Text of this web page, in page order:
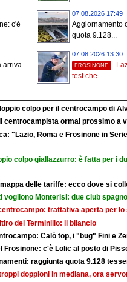
c'è
07.08.2026 17:49
Aggiornamento
quota 9.128...
arriva...
07.08.2026 13:30
FROSINONE
-
test che...
colpo per il centrocampo di
centrocampista ormai prossimo a
"Lazio, Roma e Frosinone in
colpo giallazzurro: è fatta per i
delle tariffe: ecco dove si
vogliono Monterisi: due club
trattativa aperta per
del Terminillo: il bilancio
Calò top, i "bug" Fini e
Frosinone: c'è Lolic al posto di
raggiunta quota 9.128
doppioni in mediana, ora